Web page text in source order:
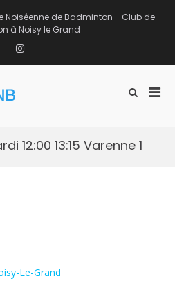
Noiséenne de Badminton - Club de
à Noisy le Grand
Instagram
Afficher
recherche
12:00 13:15 Varenne 1
Le-Grand